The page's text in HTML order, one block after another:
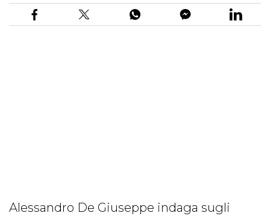
Alessandro De Giuseppe indaga sugli